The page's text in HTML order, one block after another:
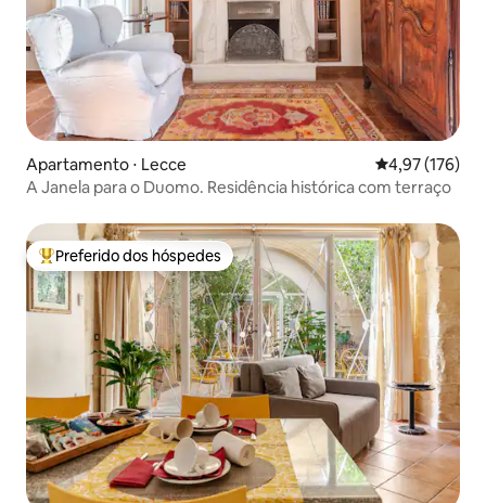
Apartamento ⋅ Lecce 4,97 de uma
4,97 (176)
A Janela para o Duomo. Residência histórica com terraço
Entre os melhores preferidos dos hóspedes
Preferido dos hóspedes